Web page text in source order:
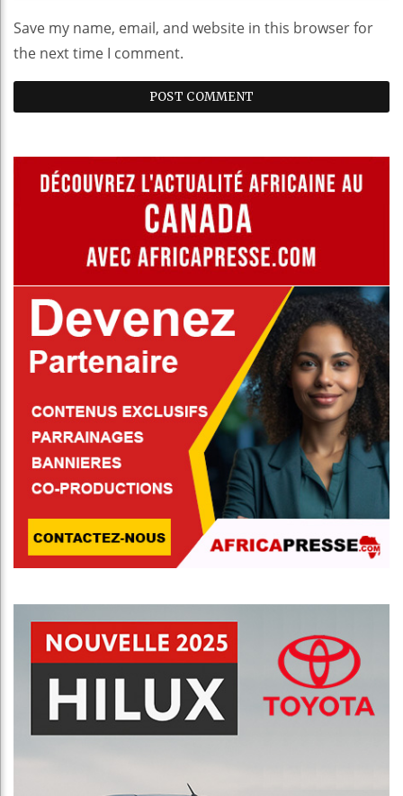
Save my name, email, and website in this browser for
the next time I comment.